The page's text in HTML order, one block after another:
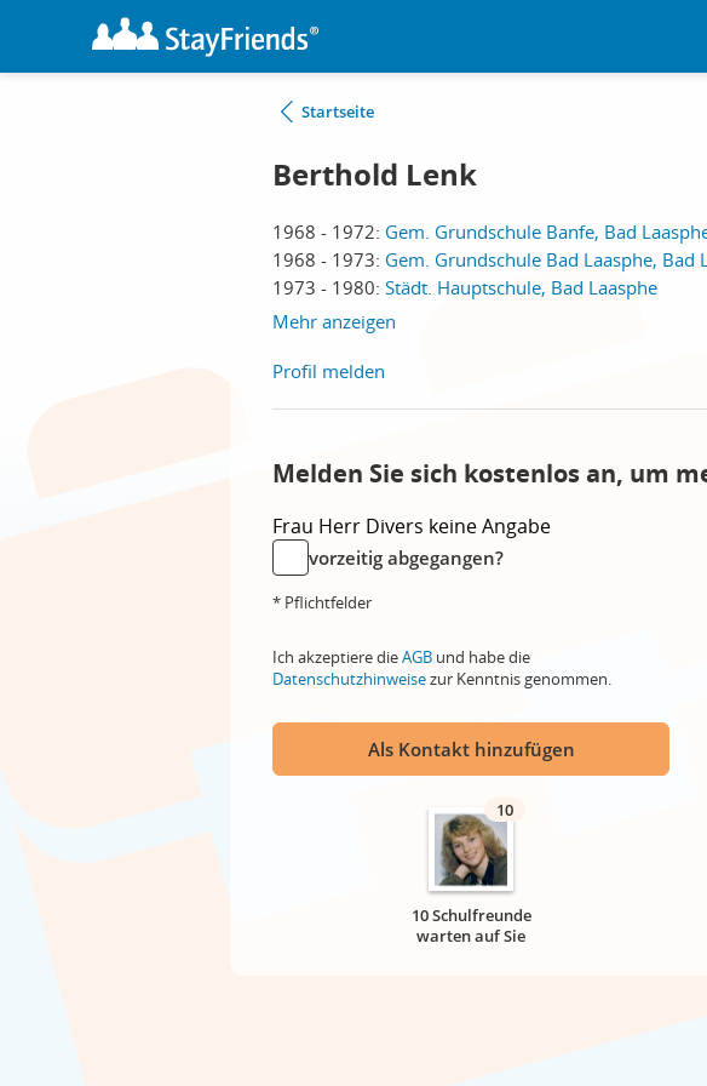
Startseite
Berthold Lenk
1968 - 1972: Gem. Grundschule Banfe, Bad
1968 - 1973: Gem. Grundschule Bad Laasphe, Bad
1973 - 1980: Städt. Hauptschule, Bad Laasphe
Mehr anzeigen
Profil melden
Melden Sie sich kostenlos an, um
Frau Herr Divers keine Angabe
vorzeitig abgegangen?
* Pflichtfelder
Ich akzeptiere dieAGB und habe die
Datenschutzhinweisezur Kenntnis genommen.
Als Kontakt hinzufügen
10
10 Schulfreunde
warten auf Sie